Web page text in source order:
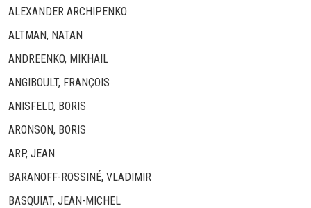
ALEXANDER ARCHIPENKO
ALTMAN, NATAN
ANDREENKO, MIKHAIL
ANGIBOULT, FRANÇOIS
ANISFELD, BORIS
ARONSON, BORIS
ARP, JEAN
BARANOFF-ROSSINÉ, VLADIMIR
BASQUIAT, JEAN-MICHEL